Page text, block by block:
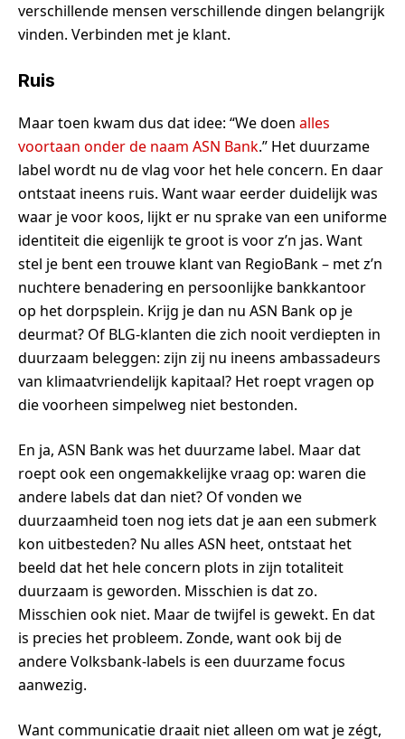
verschillende mensen verschillende dingen belangrijk
vinden. Verbinden met je klant.
Ruis
Maar toen kwam dus dat idee: “We doen alles
voortaan onder de naam ASN Bank.” Het duurzame
label wordt nu de vlag voor het hele concern. En daar
ontstaat ineens ruis. Want waar eerder duidelijk was
waar je voor koos, lijkt er nu sprake van een uniforme
identiteit die eigenlijk te groot is voor z’n jas. Want
stel je bent een trouwe klant van RegioBank – met z’n
nuchtere benadering en persoonlijke bankkantoor
op het dorpsplein. Krijg je dan nu ASN Bank op je
deurmat? Of BLG-klanten die zich nooit verdiepten in
duurzaam beleggen: zijn zij nu ineens ambassadeurs
van klimaatvriendelijk kapitaal? Het roept vragen op
die voorheen simpelweg niet bestonden.
En ja, ASN Bank was het duurzame label. Maar dat
roept ook een ongemakkelijke vraag op: waren die
andere labels dat dan niet? Of vonden we
duurzaamheid toen nog iets dat je aan een submerk
kon uitbesteden? Nu alles ASN heet, ontstaat het
beeld dat het hele concern plots in zijn totaliteit
duurzaam is geworden. Misschien is dat zo.
Misschien ook niet. Maar de twijfel is gewekt. En dat
is precies het probleem. Zonde, want ook bij de
andere Volksbank-labels is een duurzame focus
aanwezig.
Want communicatie draait niet alleen om wat je zégt,